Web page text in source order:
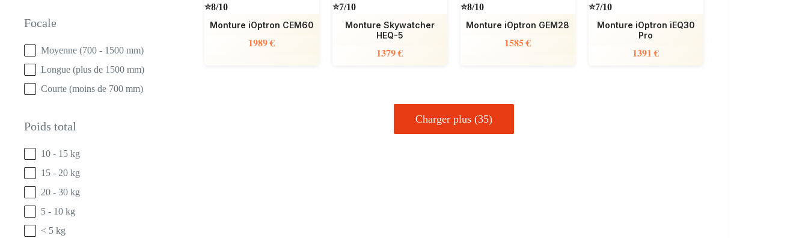
Focale
Focale
Moyenne (700 - 1500 mm)
Longue (plus de 1500 mm)
Courte (moins de 700 mm)
Poids total
Poids total
10 - 15 kg
15 - 20 kg
20 - 30 kg
5 - 10 kg
< 5 kg
⭐8/10
Monture iOptron CEM60
1989 €
⭐7/10
Monture Skywatcher
HEQ-5
1379 €
⭐8/10
Monture iOptron GEM28
1585 €
⭐7/10
Monture iOptron iEQ30
Pro
1391 €
Charger plus (35)